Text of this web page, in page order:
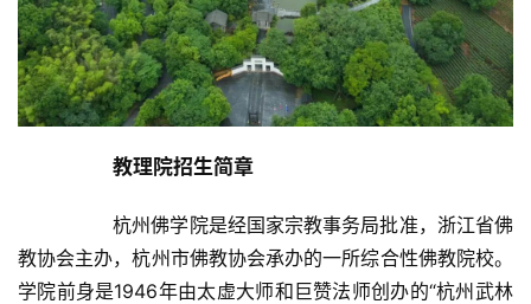
教理院招生简章
		杭州佛学院是经国家宗教事务局批准，浙江省佛
教协会主办，杭州市佛教协会承办的一所综合性佛教院校。
学院前身是1946年由太虚大师和巨赞法师创办的“杭州武林